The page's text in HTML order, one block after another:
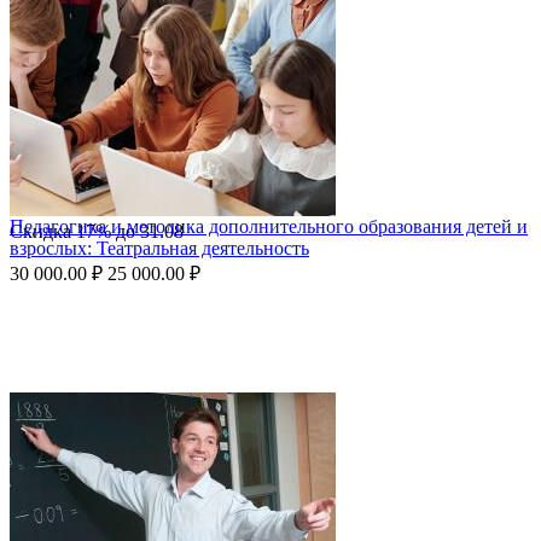
Скидка17%до31.08
Педагогика и методика дополнительного образования детей и
взрослых: Театральная деятельность
30 000.00 ₽ 25 000.00 ₽